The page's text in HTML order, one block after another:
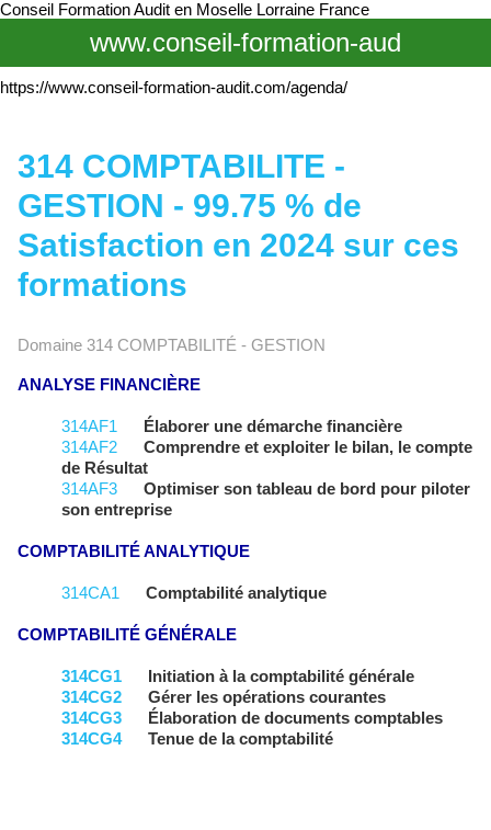
Conseil Formation Audit en Moselle Lorraine France
www.conseil-formation-aud
https://www.conseil-formation-audit.com/agenda/
314 COMPTABILITE -
GESTION - 99.75 % de
Satisfaction en 2024 sur ces
formations
Domaine 314 COMPTABILITÉ - GESTION
ANALYSE FINANCIÈRE
314AF1
Élaborer une démarche financière
314AF2
Comprendre et exploiter le bilan, le compte
de Résultat
314AF3
Optimiser son tableau de bord pour piloter
son entreprise
COMPTABILITÉ ANALYTIQUE
314CA1 Comptabilité analytique
COMPTABILITÉ GÉNÉRALE
314CG1 Initiation à la comptabilité générale
314CG2 Gérer les opérations courantes
314CG3 Élaboration de documents comptables
314CG4Tenue de la comptabilité